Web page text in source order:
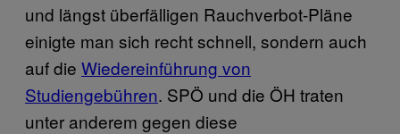
und längst überfälligen Rauchverbot-Pläne
einigte man sich recht schnell, sondern auch
auf die Wiedereinführung von
Studiengebühren. SPÖ und die ÖH traten
unter anderem gegen diese